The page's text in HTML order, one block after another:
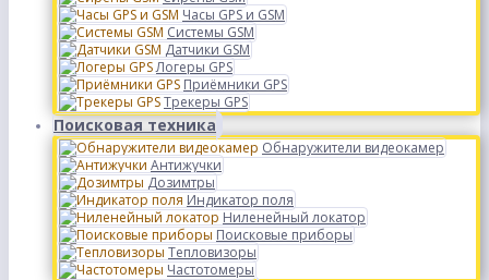
Часы GPS и GSM
Системы GSM
Датчики GSM
Логеры GPS
Приёмники GPS
Трекеры GPS
Поисковая техника
Обнаружители видеокамер
Антижучки
Дозимтры
Индикатор поля
Ниленейный локатор
Поисковые приборы
Тепловизоры
Частотомеры